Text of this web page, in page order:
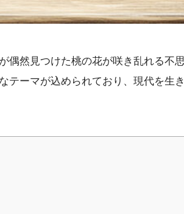
偶然見つけた桃の花が咲き乱れる
テーマが込められており、現代を生